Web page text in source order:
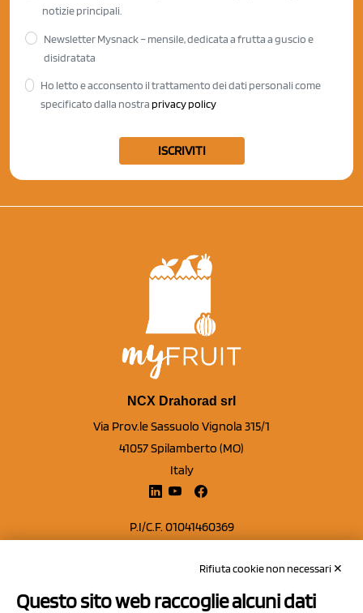
notizie principali.
Newsletter Mysnack – mensile, dedicata a frutta a guscio e
disidratata
Ho letto e acconsento il trattamento dei dati personali come
specificato dalla nostra privacy policy
ISCRIVITI
NCX Drahorad srl
Via Prov.le Sassuolo Vignola 315/1
41057 Spilamberto (MO)
Italy
P.I/C.F. 01041460369
Capitale sociale Euro 50.000,00 i.v.Rifiuta cookie non necessari ✕
Questo sito web raccoglie alcuni dati